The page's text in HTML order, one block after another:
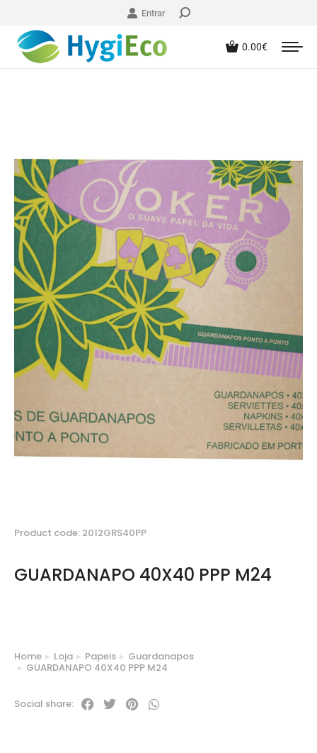
Entrar
0.00€
Product code: 2012GRS40PP
GUARDANAPO 40X40 PPP M24
You are here:
Home Loja Papeis
Guardanapos
GUARDANAPO 40X40 PPP M24
Social share: